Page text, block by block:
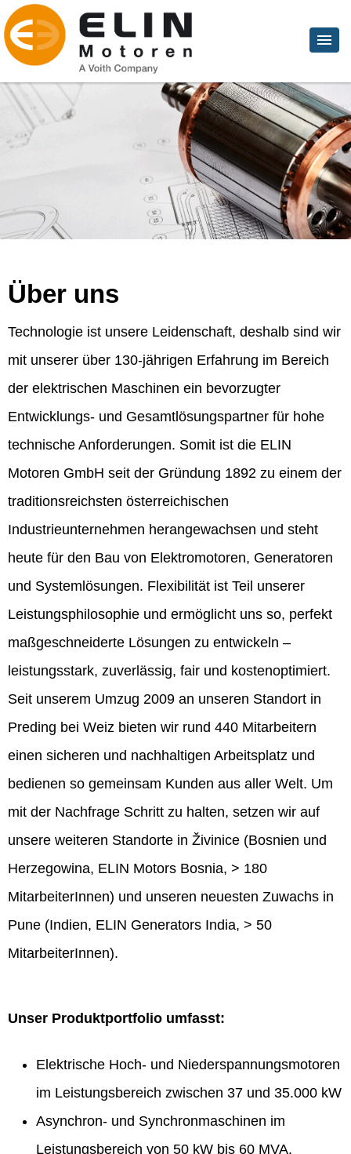
Über uns
Technologie ist unsere Leidenschaft, deshalb sind wir
mit unserer über 130-jährigen Erfahrung im Bereich
der elektrischen Maschinen ein bevorzugter
Entwicklungs- und Gesamtlösungspartner für hohe
technische Anforderungen. Somit ist die ELIN
Motoren GmbH seit der Gründung 1892 zu einem der
traditionsreichsten österreichischen
Industrieunternehmen herangewachsen und steht
heute für den Bau von Elektromotoren, Generatoren
und Systemlösungen. Flexibilität ist Teil unserer
Leistungsphilosophie und ermöglicht uns so, perfekt
maßgeschneiderte Lösungen zu entwickeln –
leistungsstark, zuverlässig, fair und kostenoptimiert.
Seit unserem Umzug 2009 an unseren Standort in
Preding bei Weiz bieten wir rund 440 Mitarbeitern
einen sicheren und nachhaltigen Arbeitsplatz und
bedienen so gemeinsam Kunden aus aller Welt. Um
mit der Nachfrage Schritt zu halten, setzen wir auf
unsere weiteren Standorte in Živinice (Bosnien und
Herzegowina, ELIN Motors Bosnia, > 180
MitarbeiterInnen) und unseren neuesten Zuwachs in
Pune (Indien, ELIN Generators India, > 50
MitarbeiterInnen).
Unser Produktportfolio umfasst:
Elektrische Hoch- und Niederspannungsmotoren
im Leistungsbereich zwischen 37 und 35.000 kW
Asynchron- und Synchronmaschinen im
Leistungsbereich von 50 kW bis 60 MVA.